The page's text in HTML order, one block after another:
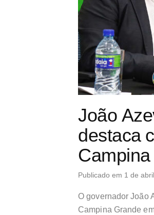
João
destaca
Publicado em 1 de
O governador João
Campina Grande